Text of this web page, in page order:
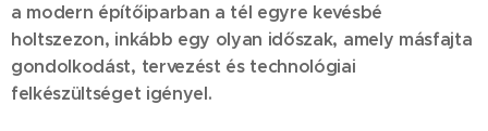
a modern építőiparban a tél egyre kevésbé
holtszezon, inkább egy olyan időszak, amely másfajta
gondolkodást, tervezést és technológiai
felkészültséget igényel.